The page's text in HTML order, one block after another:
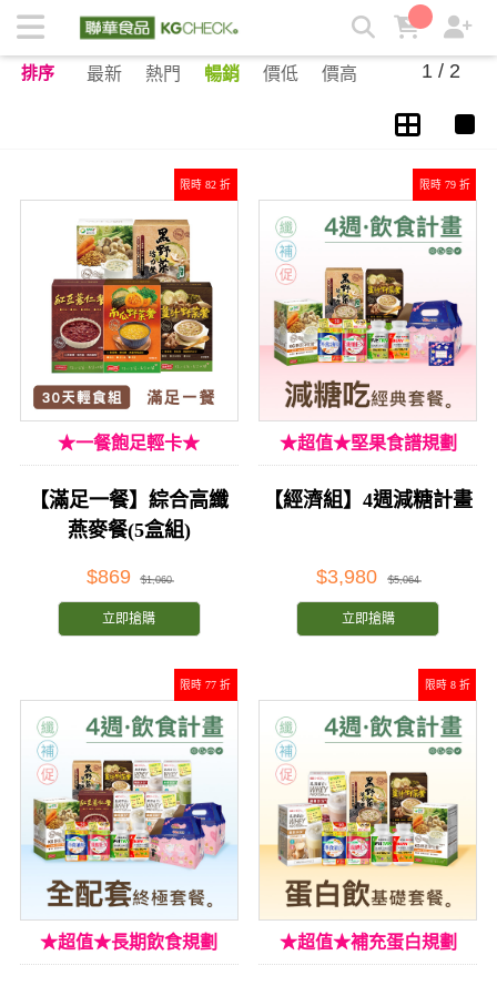
控制熱量 | KGCHECK聯華食品生醫研究室
排序 最新 熱門 暢銷 價低 價高 1 / 2
限時 82 折
★一餐飽足輕卡★
【滿足一餐】綜合高纖
燕麥餐(5盒組)
$869 $1,060
立即搶購
限時 79 折
★超值★堅果食譜規劃
【經濟組】4週減糖計畫
$3,980 $5,064
立即搶購
限時 77 折
★超值★長期飲食規劃
限時 8 折
★超值★補充蛋白規劃